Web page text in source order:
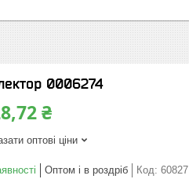
0006274
₴
оптові ціни
Оптом і в роздріб Код: 60827